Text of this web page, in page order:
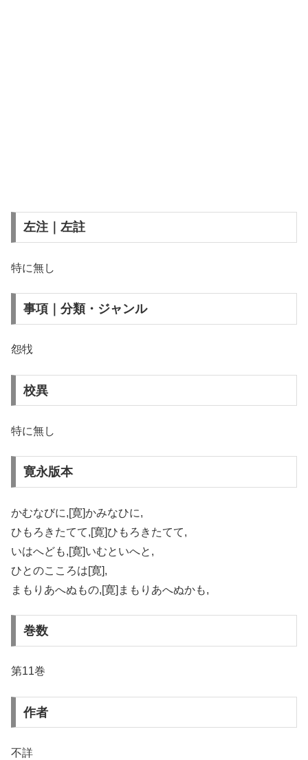
左注｜左註
特に無し
事項｜分類・ジャンル
怨牫
校異
特に無し
寛永版本
かむなびに,[寛]かみなひに,
ひもろきたてて,[寛]ひもろきたてて,
いはへども,[寛]いむといへと,
ひとのこころは[寛],
まもりあへぬもの,[寛]まもりあへぬかも,
巻数
第11巻
作者
不詳